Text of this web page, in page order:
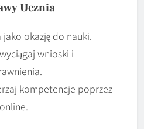
Ucznia
okazję do nauki.
wnioski i
kompetencje poprzez